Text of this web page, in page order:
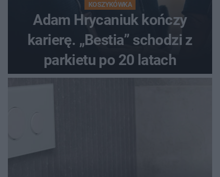
KOSZYKÓWKA
Adam Hrycaniuk kończy
karierę. „Bestia” schodzi z
parkietu po 20 latach